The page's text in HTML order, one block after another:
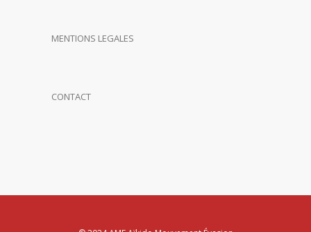
MENTIONS LEGALES
CONTACT